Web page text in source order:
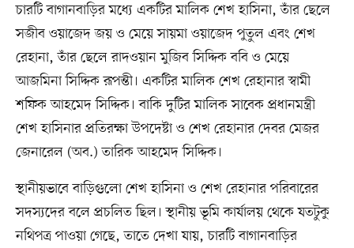
চারটি বাগানবাড়ির মধ্যে একটির মালিক শেখ হাসিনা, তাঁর ছেলে
সজীব ওয়াজেদ জয় ও মেয়ে সায়মা ওয়াজেদ পুতুল এবং শেখ
রেহানা, তাঁর ছেলে রাদওয়ান মুজিব সিদ্দিক ববি ও মেয়ে
আজমিনা সিদ্দিক রূপন্তী। একটির মালিক শেখ রেহানার স্বামী
শফিক আহমেদ সিদ্দিক। বাকি দুটির মালিক সাবেক প্রধানমন্ত্রী
শেখ হাসিনার প্রতিরক্ষা উপদেষ্টা ও শেখ রেহানার দেবর মেজর
জেনারেল (অব.) তারিক আহমেদ সিদ্দিক।
স্থানীয়ভাবে বাড়িগুলো শেখ হাসিনা ও শেখ রেহানার পরিবারের
সদস্যদের বলে প্রচলিত ছিল। স্থানীয় ভূমি কার্যালয় থেকে যতটুকু
নথিপত্র পাওয়া গেছে, তাতে দেখা যায়, চারটি বাগানবাড়ির